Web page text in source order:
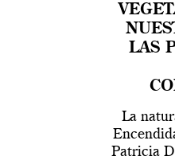
LAS
La
Patricia